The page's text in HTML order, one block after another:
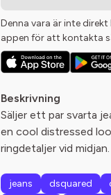
Denna vara är inte
appen för att kontakta
Beskrivning
Säljer ett par svarta
en cool distressed
ringdetaljer vid
jeans dsquared